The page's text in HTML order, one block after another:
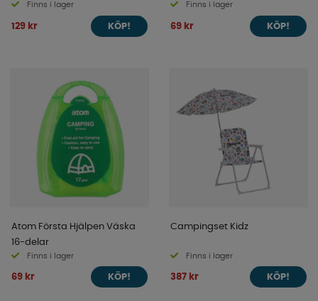
Finns i lager
129 kr KÖP!
Finns i lager
69 kr KÖP!
Atom Första Hjälpen Väska
16-delar
Finns i lager
69 kr KÖP!
Campingset Kidz
Finns i lager
387 kr KÖP!